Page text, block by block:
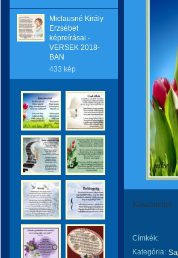
Miclausné Király
Erzsébet
képreírásai -
VERSEK 2018-
BAN
433 kép
Köszönettel
Címkék:
Kategória: